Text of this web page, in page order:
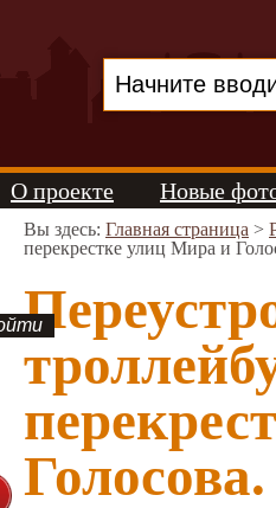
О проекте Новые
Вы здесь: Главная страница >
перекрестке улиц Мира и